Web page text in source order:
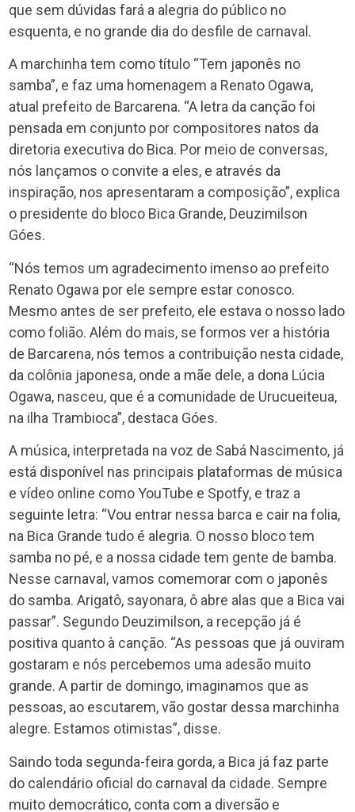
que sem dúvidas fará a alegria do público no
esquenta, e no grande dia do desfile de carnaval.
A marchinha tem como título “Tem japonês no
samba”, e faz uma homenagem a Renato Ogawa,
atual prefeito de Barcarena. “A letra da canção foi
pensada em conjunto por compositores natos da
diretoria executiva do Bica. Por meio de conversas,
nós lançamos o convite a eles, e através da
inspiração, nos apresentaram a composição”, explica
o presidente do bloco Bica Grande, Deuzimilson
Góes.
“Nós temos um agradecimento imenso ao prefeito
Renato Ogawa por ele sempre estar conosco.
Mesmo antes de ser prefeito, ele estava o nosso lado
como folião. Além do mais, se formos ver a história
de Barcarena, nós temos a contribuição nesta cidade,
da colônia japonesa, onde a mãe dele, a dona Lúcia
Ogawa, nasceu, que é a comunidade de Urucueiteua,
na ilha Trambioca”, destaca Góes.
A música, interpretada na voz de Sabá Nascimento, já
está disponível nas principais plataformas de música
e vídeo online como YouTube e Spotfy, e traz a
seguinte letra: “Vou entrar nessa barca e cair na folia,
na Bica Grande tudo é alegria. O nosso bloco tem
samba no pé, e a nossa cidade tem gente de bamba.
Nesse carnaval, vamos comemorar com o japonês
do samba. Arigatô, sayonara, ô abre alas que a Bica vai
passar”. Segundo Deuzimilson, a recepção já é
positiva quanto à canção. “As pessoas que já ouviram
gostaram e nós percebemos uma adesão muito
grande. A partir de domingo, imaginamos que as
pessoas, ao escutarem, vão gostar dessa marchinha
alegre. Estamos otimistas”, disse.
Saindo toda segunda-feira gorda, a Bica já faz parte
do calendário oficial do carnaval da cidade. Sempre
muito democrático, conta com a diversão e